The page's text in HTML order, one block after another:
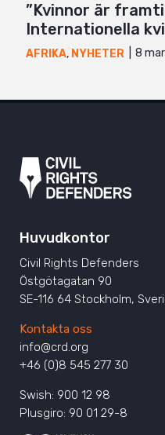
”Kvinnor är
Internationella
AFRIKA, NYHETER 8
Huvudkontor
Civil Rights Defenders
Östgötagatan 90
SE-116 64 Stockholm,
Kontakta oss
info@crd.org
+46 (0)8 545 277 30
Swish: 900 12 98
Plusgiro: 90 01 29-8